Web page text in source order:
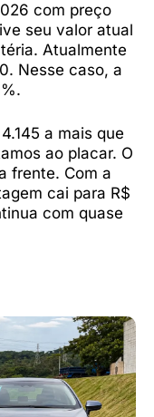
com preço
seu valor atual
Atualmente
Nesse caso, a
a mais que
ao placar. O
frente. Com a
cai para R$
com quase